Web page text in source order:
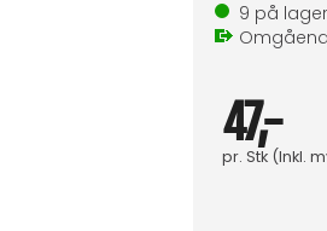
9 på lager
47,-
pr. Stk(Inkl.